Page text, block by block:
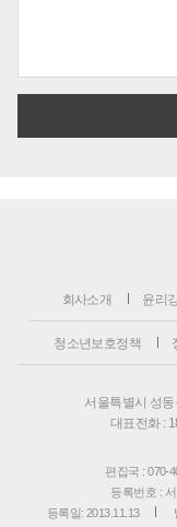
회사소개 윤리
청소년보호정책
서울특별시 성
대표전화 :
편집국 : 070-
등록번호 :
등록일: 2013.11.13